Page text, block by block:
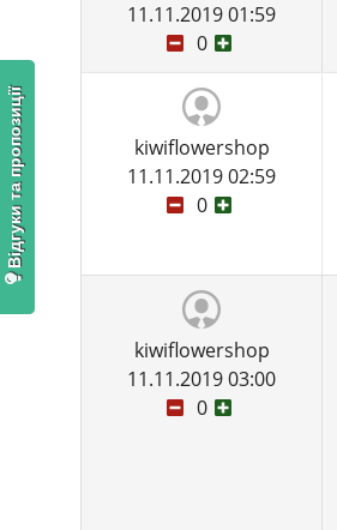
11.11.2019 01:59
0
kiwiflowershop
11.11.2019 02:59
0
kiwiflowershop
11.11.2019 03:00
0
Відгуки та пропозиції